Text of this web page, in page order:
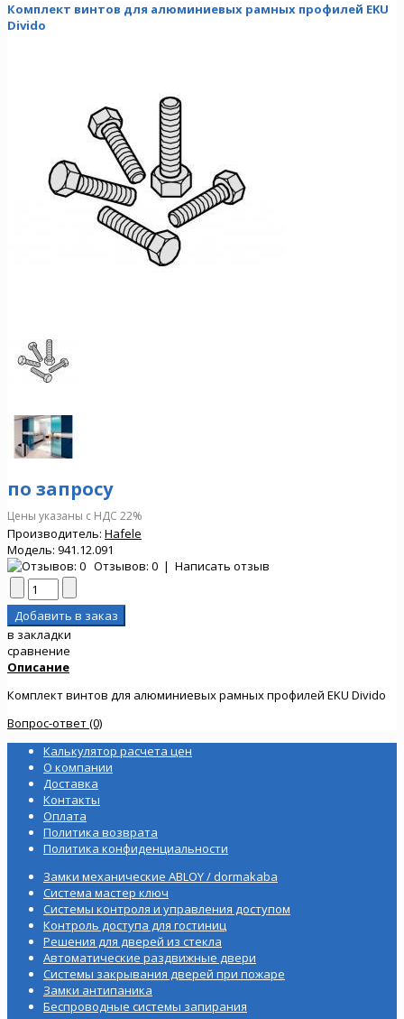
Комплект винтов для алюминиевых рамных профилей EKU
Divido
по запросу
Цены указаны с НДС 22%
Производитель: Hafele
Модель: 941.12.091
Отзывов: 0 | Написать отзыв
в закладки
сравнение
Описание
Комплект винтов для алюминиевых рамных профилей EKU Divido
Вопрос-ответ (0)
Калькулятор расчета цен
О компании
Доставка
Контакты
Оплата
Политика возврата
Политика конфиденциальности
Замки механические ABLOY / dormakaba
Система мастер ключ
Системы контроля и управления доступом
Контроль доступа для гостиниц
Решения для дверей из стекла
Автоматические раздвижные двери
Системы закрывания дверей при пожаре
Замки антипаника
Беспроводные системы запирания